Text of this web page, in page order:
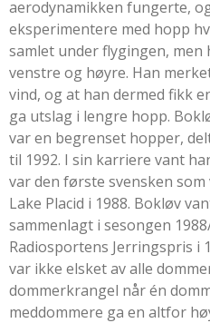
aerodynamikken fungerte,
eksperimentere med hopp
samlet under flygingen,
venstre og høyre. Han
vind, og at han dermed fikk
ga utslag i lengre hopp.
var en begrenset hopper,
til 1992. I sin karriere vant
var den første svensken
Lake Placid i 1988. Bokløv
sammenlagt i sesongen
Radiosportens Jerringspris i
var ikke elsket av alle
dommerkrangel når én
meddommere ga en altfor